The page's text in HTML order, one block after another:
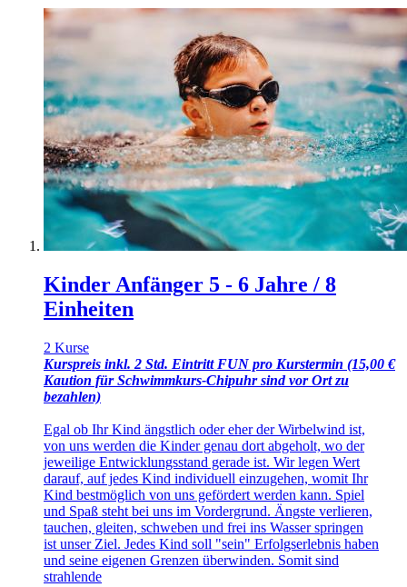
Kinder Anfänger 5 - 6 Jahre / 8
Einheiten
2 Kurse
Kurspreis inkl. 2 Std. Eintritt FUN pro Kurstermin (15,00 €
Kaution für Schwimmkurs-Chipuhr sind vor Ort zu
bezahlen)
Egal ob Ihr Kind ängstlich oder eher der Wirbelwind ist,
von uns werden die Kinder genau dort abgeholt, wo der
jeweilige Entwicklungsstand gerade ist. Wir legen Wert
darauf, auf jedes Kind individuell einzugehen, womit Ihr
Kind bestmöglich von uns gefördert werden kann. Spiel
und Spaß steht bei uns im Vordergrund. Ängste verlieren,
tauchen, gleiten, schweben und frei ins Wasser springen
ist unser Ziel. Jedes Kind soll "sein" Erfolgserlebnis haben
und seine eigenen Grenzen überwinden. Somit sind
strahlende